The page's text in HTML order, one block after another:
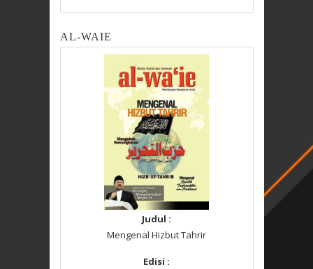
AL-WAIE
Judul :
Mengenal Hizbut Tahrir
Edisi :